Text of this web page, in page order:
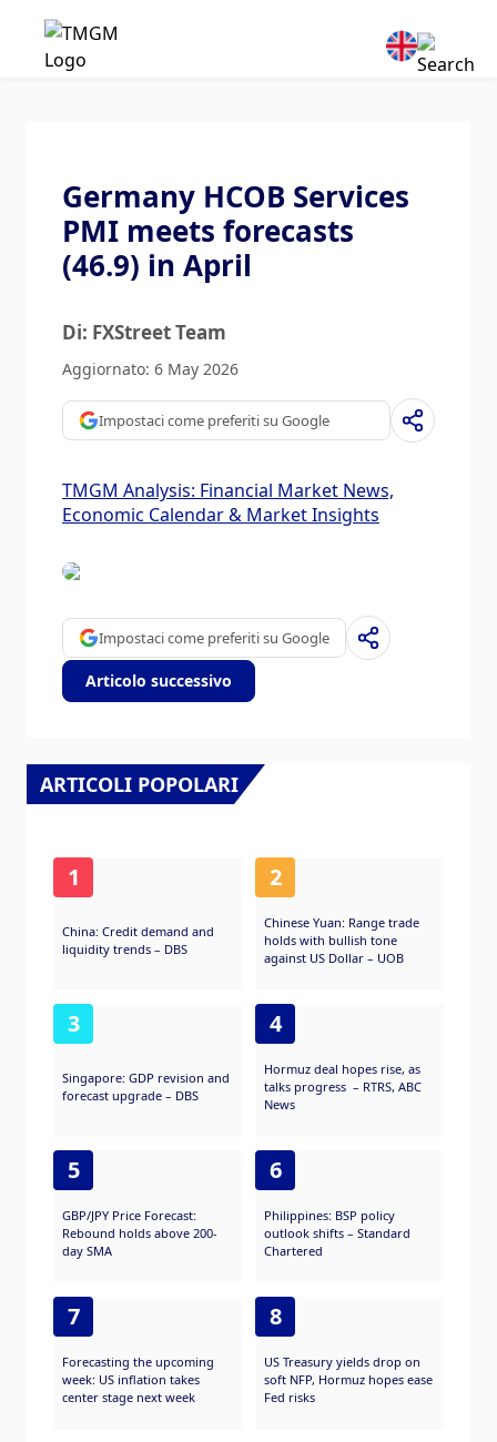
Germany HCOB Services
PMI meets forecasts
(46.9) in April
Di: FXStreet Team
Aggiornato: 6 May 2026
Impostaci come preferiti su Google
TMGM Analysis: Financial Market News,
Economic Calendar & Market Insights
Impostaci come preferiti su Google
Articolo successivo
ARTICOLI POPOLARI
1
China: Credit demand and
liquidity trends – DBS
2
Chinese Yuan: Range trade
holds with bullish tone
against US Dollar – UOB
3
Singapore: GDP revision and
forecast upgrade – DBS
4
Hormuz deal hopes rise, as
talks progress – RTRS, ABC
News
5
GBP/JPY Price Forecast:
Rebound holds above 200-
day SMA
6
Philippines: BSP policy
outlook shifts – Standard
Chartered
7
Forecasting the upcoming
week: US inflation takes
center stage next week
8
US Treasury yields drop on
soft NFP, Hormuz hopes ease
Fed risks